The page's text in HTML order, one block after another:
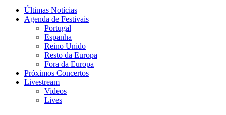
Últimas Notícias
Agenda de Festivais
Portugal
Espanha
Reino Unido
Resto da Europa
Fora da Europa
Próximos Concertos
Livestream
Videos
Lives